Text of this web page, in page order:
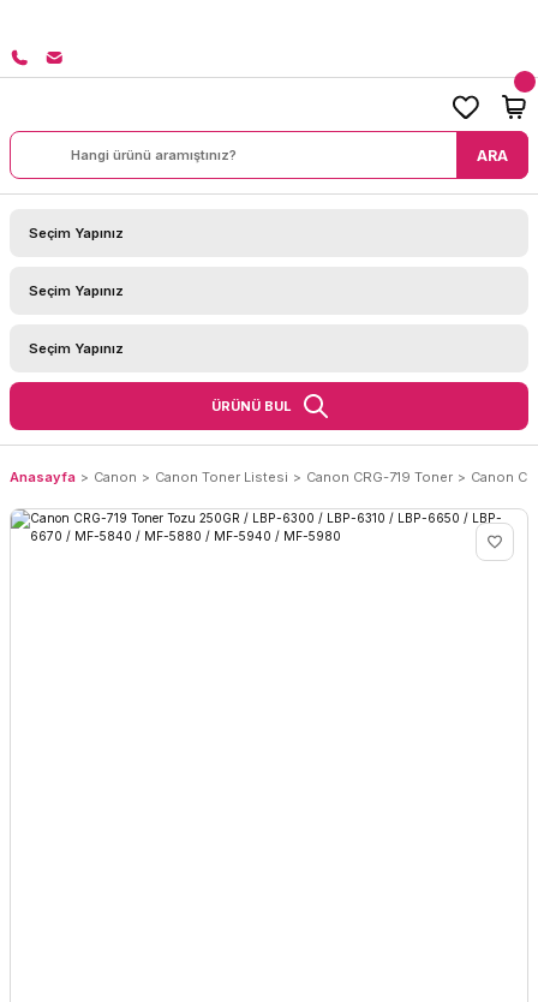
ARA
ÜRÜNÜ BUL
Anasayfa Canon Canon Toner Listesi Canon CRG-719 Toner Canon